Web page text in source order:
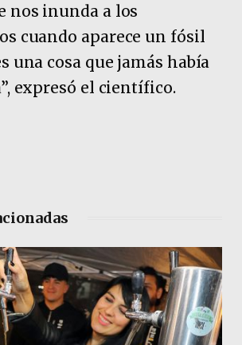
nos inunda a los
cuando aparece un fósil
una cosa que jamás había
expresó el científico.